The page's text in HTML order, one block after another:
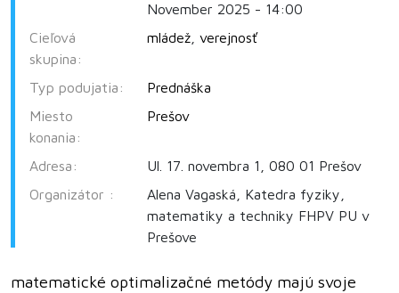
November 2025 - 14:00
Cieľová
skupina:
mládež, verejnosť
Typ podujatia:
Prednáška
Miesto
konania:
Prešov
Adresa:
Ul. 17. novembra 1, 080 01 Prešov
Organizátor :
Alena Vagaská, Katedra fyziky,
matematiky a techniky FHPV PU v
Prešove
matematické optimalizačné metódy majú svoje